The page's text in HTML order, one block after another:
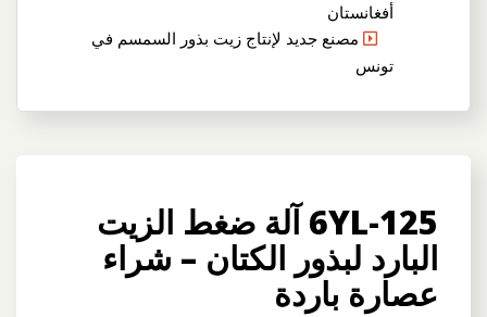
أفغانستان
مصنع جديد لإنتاج زيت بذور السمسم في
تونس
6YL-125 آلة ضغط الزيت
البارد لبذور الكتان – شراء
عصارة باردة